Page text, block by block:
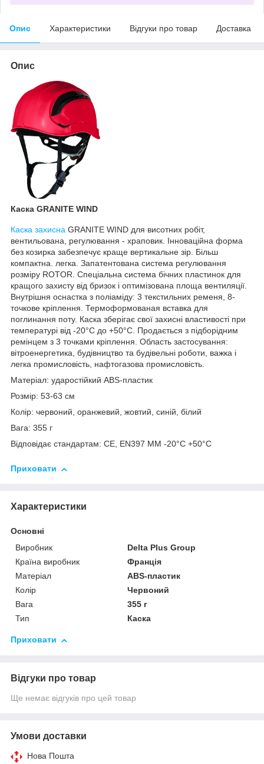
Опис Характеристики Відгуки про товар Доставка
Опис
Каска GRANITE WIND
Каска захисна GRANITE WIND для висотних робіт,
вентильована, регулювання - храповик. Інноваційна форма
без козирка забезпечує краще вертикальне зір. Більш
компактна. легка. Запатентована система регулювання
розміру ROTOR. Спеціальна система бічних пластинок для
кращого захисту від бризок і оптимізована площа вентиляції.
Внутрішня оснастка з поліаміду: 3 текстильних ременя, 8-
точкове кріплення. Термоформованая вставка для
поглинання поту. Каска зберігає свої захисні властивості при
температурі від -20°С до +50°С. Продається з підборідним
ремінцем з 3 точками кріплення. Область застосування:
вітроенергетика, будівництво та будівельні роботи, важка і
легка промисловість, нафтогазова промисловість.
Матеріал: ударостійкий ABS-пластик
Розмір: 53-63 см
Колір: червоний, оранжевий, жовтий, синій, білий
Вага: 355 г
Відповідає стандартам: CE, EN397 MM -20°С +50°С
Приховати
Характеристики
Основні
Виробник
Delta Plus Group
Країна виробник
Франція
Матеріал
ABS-пластик
Колір
Червоний
Вага
355 г
Тип
Каска
Приховати
Відгуки про товар
Ще немає відгуків про цей товар
Умови доставки
Нова Пошта